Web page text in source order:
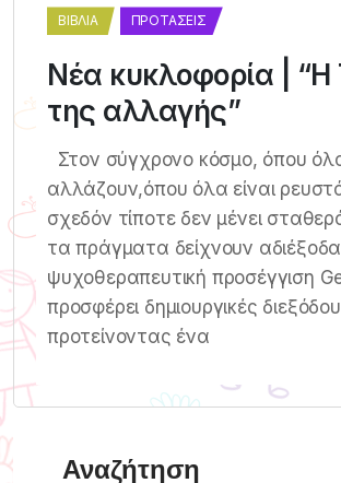
ΒΙΒΛΊΑ ΠΡΟΤΆΣΕΙΣ
Νέα κυκλοφορία | “Η
της αλλαγής”
Στον σύγχρονο κόσμο, όπου
αλλάζουν,όπου όλα είναι
σχεδόν τίποτε δεν μένει
τα πράγματα δείχνουν
ψυχοθεραπευτική προσέγγιση
προσφέρει δημιουργικές
προτείνοντας ένα
Αναζήτηση